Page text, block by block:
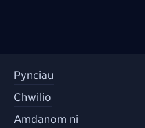
Pynciau
Chwilio
Amdanom ni